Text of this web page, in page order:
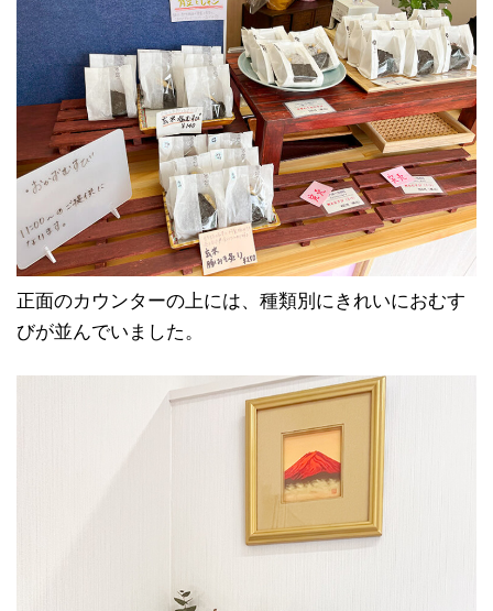
正面のカウンターの上には、種類別にきれいにおむす
びが並んでいました。